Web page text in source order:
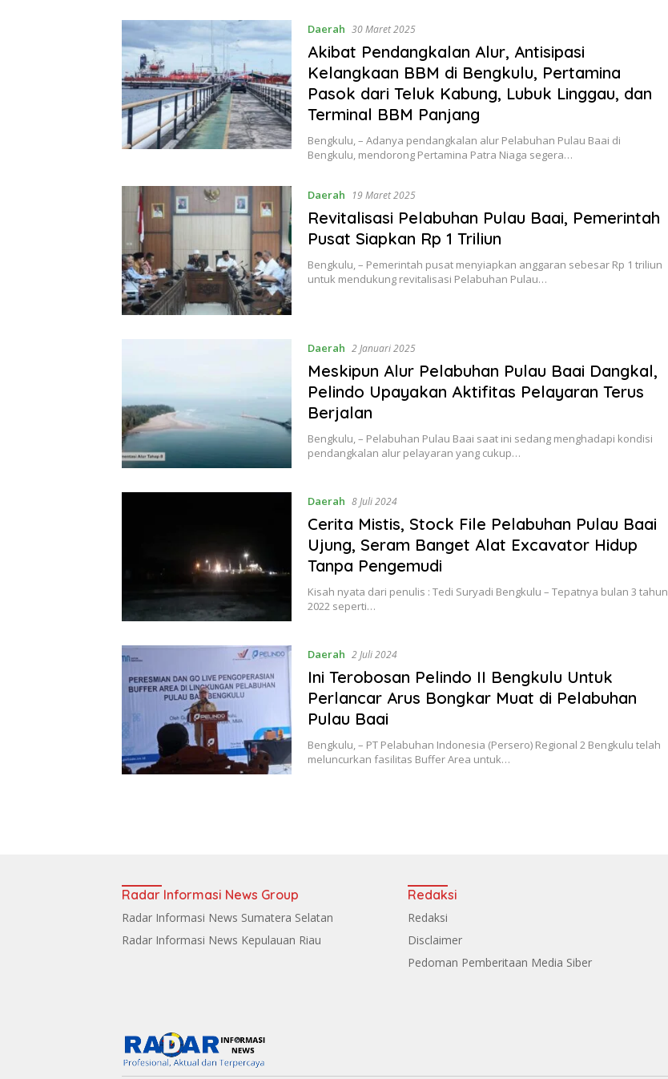
Daerah 30 Maret 2025
Akibat Pendangkalan Alur, Antisipasi
Kelangkaan BBM di Bengkulu, Pertamina
Pasok dari Teluk Kabung, Lubuk Linggau, dan
Terminal BBM Panjang
Bengkulu, – Adanya pendangkalan alur Pelabuhan Pulau Baai di
Bengkulu, mendorong Pertamina Patra Niaga segera…
Daerah 19 Maret 2025
Revitalisasi Pelabuhan Pulau Baai, Pemerintah
Pusat Siapkan Rp 1 Triliun
Bengkulu, – Pemerintah pusat menyiapkan anggaran sebesar Rp 1 triliun
untuk mendukung revitalisasi Pelabuhan Pulau…
Daerah 2 Januari 2025
Meskipun Alur Pelabuhan Pulau Baai Dangkal,
Pelindo Upayakan Aktifitas Pelayaran Terus
Berjalan
Bengkulu, – Pelabuhan Pulau Baai saat ini sedang menghadapi kondisi
pendangkalan alur pelayaran yang cukup…
Daerah 8 Juli 2024
Cerita Mistis, Stock File Pelabuhan Pulau Baai
Ujung, Seram Banget Alat Excavator Hidup
Tanpa Pengemudi
Kisah nyata dari penulis : Tedi Suryadi Bengkulu – Tepatnya bulan 3 tahun
2022 seperti…
Daerah 2 Juli 2024
Ini Terobosan Pelindo II Bengkulu Untuk
Perlancar Arus Bongkar Muat di Pelabuhan
Pulau Baai
Bengkulu, – PT Pelabuhan Indonesia (Persero) Regional 2 Bengkulu telah
meluncurkan fasilitas Buffer Area untuk…
Radar Informasi News Group
Radar Informasi News Sumatera Selatan
Radar Informasi News Kepulauan Riau
Redaksi
Redaksi
Disclaimer
Pedoman Pemberitaan Media Siber